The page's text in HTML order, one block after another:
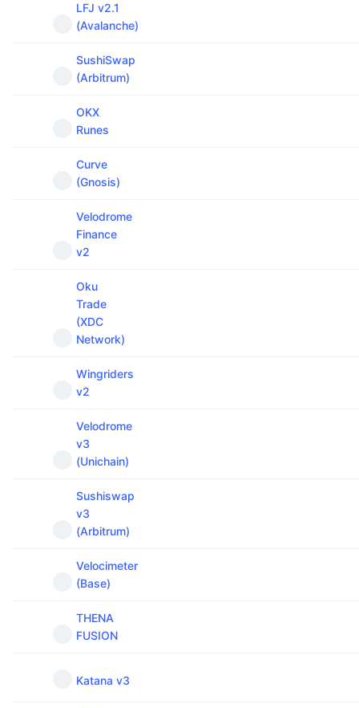
LFJ v2.1
(Avalanche)
SushiSwap
(Arbitrum)
OKX
Runes
Curve
(Gnosis)
Velodrome
Finance
v2
Oku
Trade
(XDC
Network)
Wingriders
v2
Velodrome
v3
(Unichain)
Sushiswap
v3
(Arbitrum)
Velocimeter
(Base)
THENA
FUSION
Katana v3